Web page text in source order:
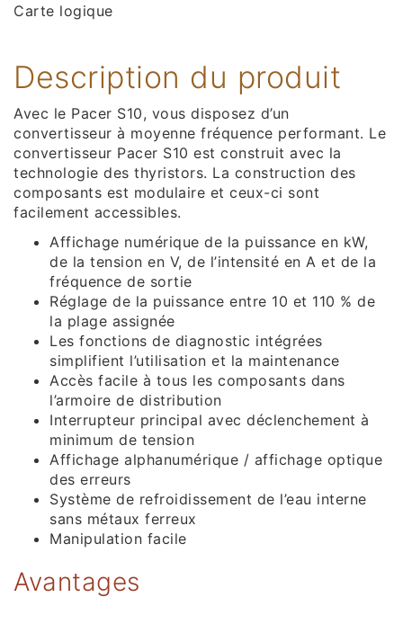
Carte logique
Description du produit
Avec le Pacer S10, vous disposez d’un
convertisseur à moyenne fréquence performant. Le
convertisseur Pacer S10 est construit avec la
technologie des thyristors. La construction des
composants est modulaire et ceux-ci sont
facilement accessibles.
Affichage numérique de la puissance en kW,
de la tension en V, de l’intensité en A et de la
fréquence de sortie
Réglage de la puissance entre 10 et 110 % de
la plage assignée
Les fonctions de diagnostic intégrées
simplifient l’utilisation et la maintenance
Accès facile à tous les composants dans
l’armoire de distribution
Interrupteur principal avec déclenchement à
minimum de tension
Affichage alphanumérique / affichage optique
des erreurs
Système de refroidissement de l’eau interne
sans métaux ferreux
Manipulation facile
Avantages